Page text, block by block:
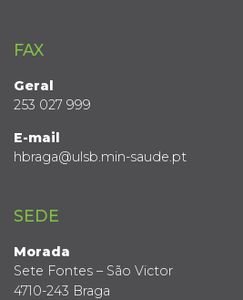
FAX
Geral
253 027 999
E-mail
hbraga@ulsb.min-saude.pt
SEDE
Morada
Sete Fontes – São Victor
4710-243 Braga